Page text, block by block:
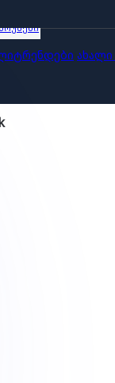
ტრენდები ახალი